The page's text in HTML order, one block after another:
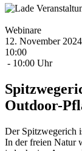
Webinare
12. November 2024
10:00
- 10:00 Uhr
Outdoor-
Der Spitzwegerich
In der freien Natur